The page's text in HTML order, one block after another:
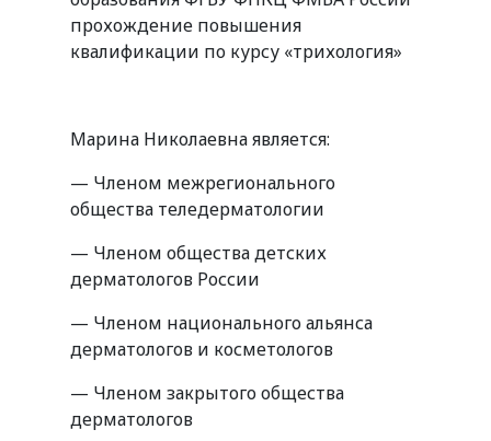
прохождение повышения
квалификации по курсу «трихология»
Марина Николаевна является:
— Членом межрегионального
общества теледерматологии
— Членом общества детских
дерматологов России
— Членом национального альянса
дерматологов и косметологов
— Членом закрытого общества
дерматологов